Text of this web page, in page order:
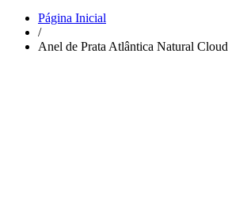
Página Inicial
/
Anel de Prata Atlântica Natural Cloud